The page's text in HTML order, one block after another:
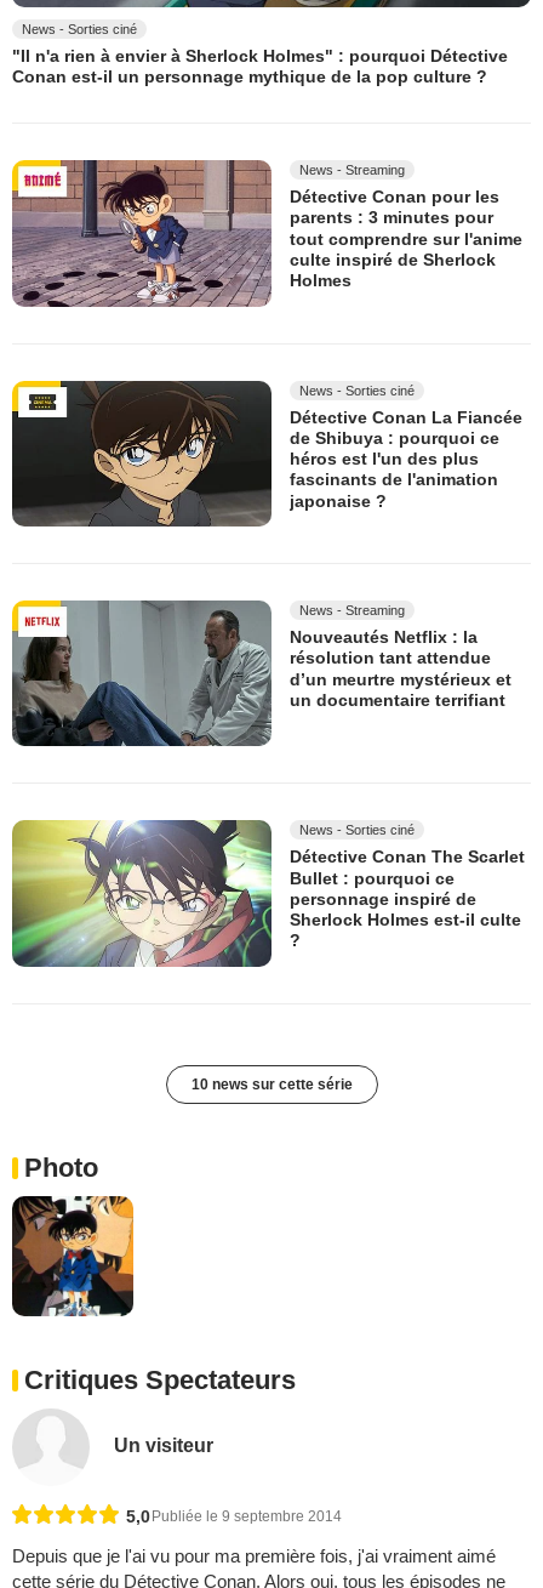
News - Sorties ciné
"Il n'a rien à envier à Sherlock Holmes" : pourquoi Détective
Conan est-il un personnage mythique de la pop culture ?
News - Streaming
Détective Conan pour les
parents : 3 minutes pour
tout comprendre sur l'anime
culte inspiré de Sherlock
Holmes
News - Sorties ciné
Détective Conan La Fiancée
de Shibuya : pourquoi ce
héros est l'un des plus
fascinants de l'animation
japonaise ?
News - Streaming
Nouveautés Netflix : la
résolution tant attendue
d’un meurtre mystérieux et
un documentaire terrifiant
News - Sorties ciné
Détective Conan The Scarlet
Bullet : pourquoi ce
personnage inspiré de
Sherlock Holmes est-il culte
?
10 news sur cette série
Photo
Critiques Spectateurs
Un visiteur
5,0 Publiée le 9 septembre 2014
Depuis que je l'ai vu pour ma première fois, j'ai vraiment aimé
cette série du Détective Conan. Alors oui, tous les épisodes ne